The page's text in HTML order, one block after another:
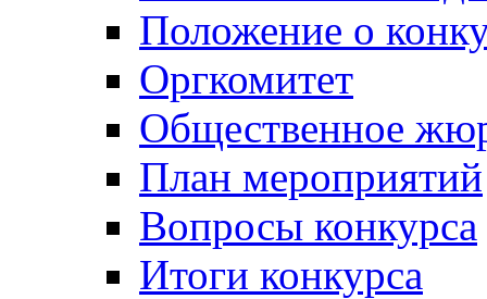
Положение о
Оргкомитет
Общественное
План мероприятий
Вопросы конкурса
Итоги конкурса